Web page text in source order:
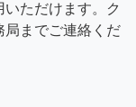
ただけます。ク
局までご連絡くだ